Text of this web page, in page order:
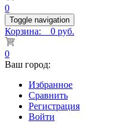
0
Toggle navigation
Корзина: 0 руб.
0
Ваш город:
Избранное
Сравнить
Регистрация
Войти